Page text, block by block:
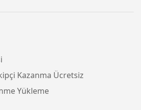
Kazanma Ücretsiz
Yükleme